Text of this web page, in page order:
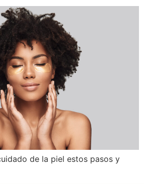
de la piel estos pasos y